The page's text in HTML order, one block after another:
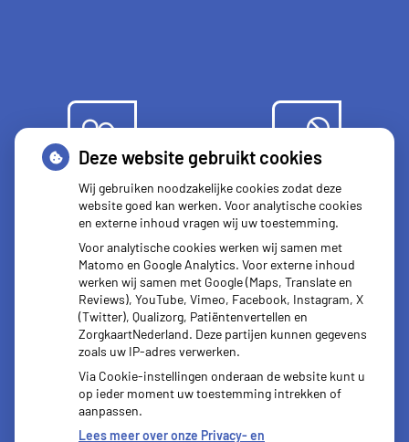
Herhaal
recepten
Anticonceptie
middelen
Vragen
stellen
Deze website gebruikt cookies
Wij gebruiken noodzakelijke cookies zodat deze
website goed kan werken. Voor analytische cookies
en externe inhoud vragen wij uw toestemming.
Voor analytische cookies werken wij samen met
Matomo en Google Analytics. Voor externe inhoud
werken wij samen met Google (Maps, Translate en
Reviews), YouTube, Vimeo, Facebook, Instagram, X
(Twitter), Qualizorg, Patiëntenvertellen en
ZorgkaartNederland. Deze partijen kunnen gegevens
zoals uw IP-adres verwerken.
Via Cookie-instellingen onderaan de website kunt u
op ieder moment uw toestemming intrekken of
aanpassen.
Lees meer over onze Privacy- en